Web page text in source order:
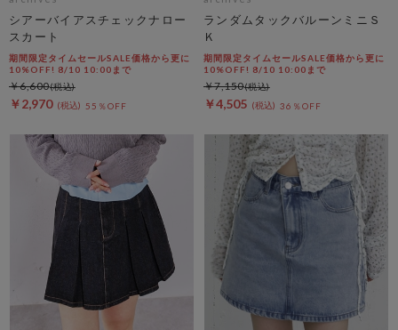
シアーバイアスチェックナロー
スカート
期間限定タイムセールSALE価格から更に
10%OFF! 8/10 10:00まで
￥2,970 55％OFF
￥6,600
ランダムタックバルーンミニＳ
Ｋ
期間限定タイムセールSALE価格から更に
10%OFF! 8/10 10:00まで
￥4,505 36％OFF
￥7,150